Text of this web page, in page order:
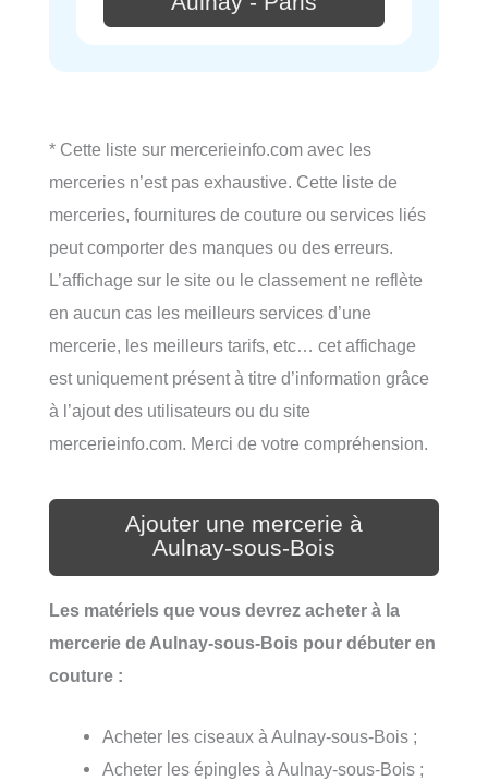
* Cette liste sur mercerieinfo.com avec les
merceries n’est pas exhaustive. Cette liste de
merceries, fournitures de couture ou services liés
peut comporter des manques ou des erreurs.
L’affichage sur le site ou le classement ne reflète
en aucun cas les meilleurs services d’une
mercerie, les meilleurs tarifs, etc… cet affichage
est uniquement présent à titre d’information grâce
à l’ajout des utilisateurs ou du site
mercerieinfo.com. Merci de votre compréhension.
Ajouter une mercerie à
Aulnay-sous-Bois
Les matériels que vous devrez acheter à la
mercerie de Aulnay-sous-Bois pour débuter en
couture :
Acheter les ciseaux à Aulnay-sous-Bois ;
Acheter les épingles à Aulnay-sous-Bois ;